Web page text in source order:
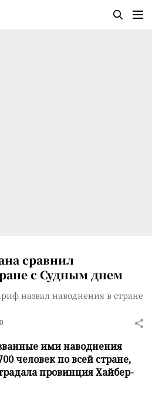
сравнил
с Судным днем
назвал наводнения в стране
0
ими наводнения
человек по всей стране,
провинция Хайбер-